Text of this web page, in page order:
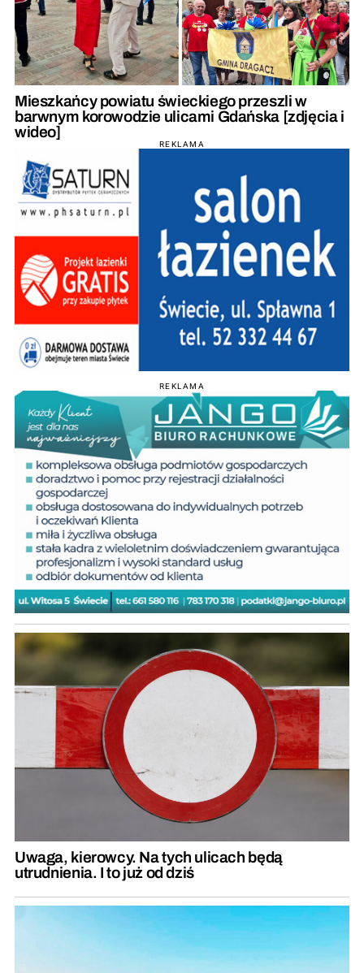
Mieszkańcy powiatu świeckiego przeszli w
barwnym korowodzie ulicami Gdańska [zdjęcia i
wideo]
REKLAMA
REKLAMA
Uwaga, kierowcy. Na tych ulicach będą
utrudnienia. I to już od dziś